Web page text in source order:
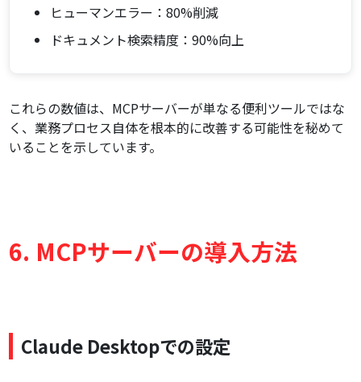
ヒューマンエラー：80%削減
ドキュメント検索精度：90%向上
これらの数値は、MCPサーバーが単なる便利ツールではな
く、業務プロセス自体を根本的に改善する可能性を秘めて
いることを示しています。
6. MCPサーバーの導入方法
Claude Desktopでの設定